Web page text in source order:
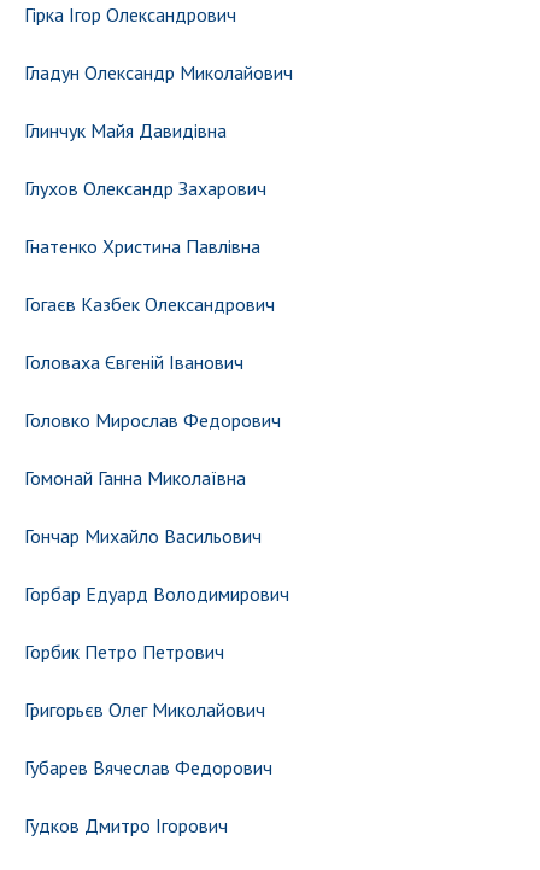
Гірка Ігор Олександрович
Гладун Олександр Миколайович
Глинчук Майя Давидівна
Глухов Олександр Захарович
Гнатенко Христина Павлівна
Гогаєв Казбек Олександрович
Головаха Євгеній Іванович
Головко Мирослав Федорович
Гомонай Ганна Миколаївна
Гончар Михайло Васильович
Горбар Едуард Володимирович
Горбик Петро Петрович
Григорьєв Олег Миколайович
Губарев Вячеслав Федорович
Гудков Дмитро Ігорович